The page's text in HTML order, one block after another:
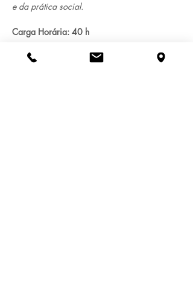
e da prática social.
Carga Horária: 40 h